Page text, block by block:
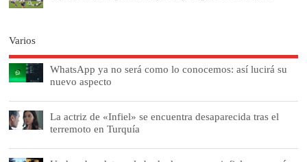
Varios
WhatsApp ya no será como lo conocemos: así lucirá su
nuevo aspecto
La actriz de «Infiel» se encuentra desaparecida tras el
terremoto en Turquía